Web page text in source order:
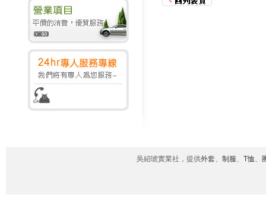
吳紹琥實業社，提供外套、 制服、 T恤、